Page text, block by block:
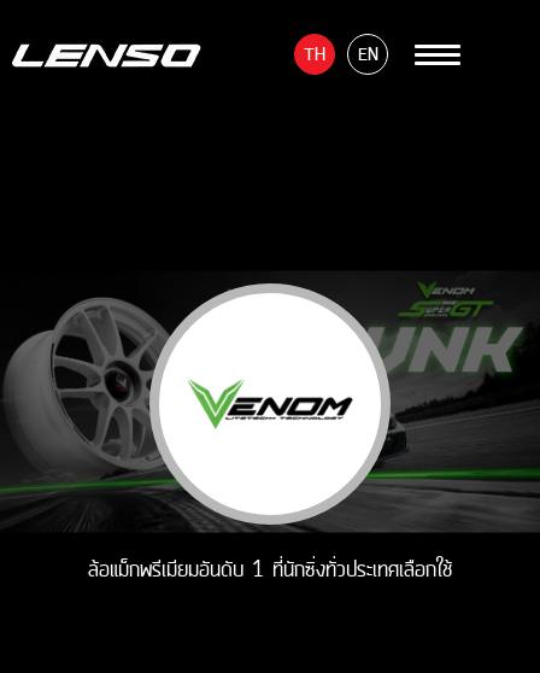
TH EN
ล้อแม็กพรีเมียมอันดับ 1 ที่นักซิ่งทั่วประเทศเลือกใช้